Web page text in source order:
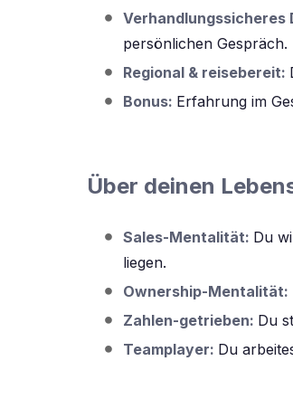
Verhandlungssicheres
persönlichen Gespräch.
Regional & reisebereit:
Bonus: Erfahrung im
Über deinen
Sales-Mentalität: Du
liegen.
Ownership-Mentalität:
Zahlen-getrieben: Du
Teamplayer: Du